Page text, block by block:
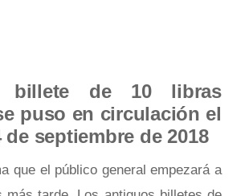
billete de 10 libras
puso en circulación el
septiembre de 2018
que el público general empezará a